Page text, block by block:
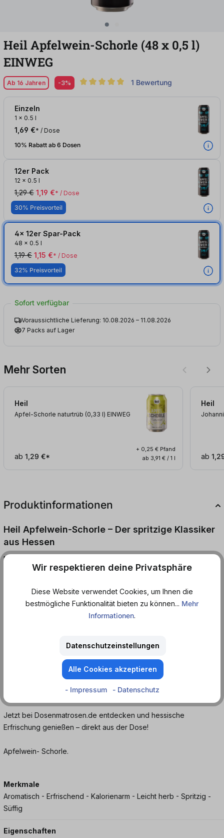
Heil Apfelwein-Schorle (48x 0,5 l)
EINWEG
Ab 16 Jahren -3% 1 Bewertung
Einzeln
1 x 0.5 l
1,69 €* / Dose
10% Rabatt ab 6 Dosen
12er Pack
12 x 0.5 l
1,29 € 1,19 €* / Dose
30% Preisvorteil
4x 12er Spar-Pack
48 x 0.5 l
1,19 € 1,15 €* / Dose
32% Preisvorteil
Sofort verfügbar
Voraussichtliche Lieferung: 10.08.2026 – 11.08.2026
7 Packs auf Lager
Mehr Sorten
Heil
Apfel-Schorle naturtrüb (0,33 l) EINWEG
ab 1,29 €*
+ 0,25 € Pfand
ab 3,91 € / 1 l
Heil
ab
Produktinformationen
Heil Apfelwein-Schorle – Der spritzige Klassiker
aus Hessen
Mit der Heil Apfelwein-Schorle bekommst du die perfekte
Balance aus echtem hessischem Apfelwein und prickelndem
Geschmack – so schmeckt Apfelgenuss auf die unkomplizierte
Feierabenddrink: Die Apfelwein-Schorle von Heil überzeugt mit
Kelterkunst. Dank des niedrigeren Alkoholgehalts ist sie die
leichtere Alternative zum klassischen Apfelwein – ohne dabei auf
Geschmack zu verzichten.
Jetzt bei Dosenmatrosen.de entdecken und hessische
Erfrischung genießen – direkt aus der Dose!
Apfelwein- Schorle.
Merkmale
Aromatisch - Erfrischend - Kalorienarm - Leicht herb - Spritzig -
Süffig
Eigenschaften
Wir respektieren deine Privatsphäre
Diese Website verwendet Cookies, um Ihnen die
bestmögliche Funktionalität bieten zu können... Mehr
Informationen.
Datenschutzeinstellungen
Alle Cookies akzeptieren
- Impressum - Datenschutz